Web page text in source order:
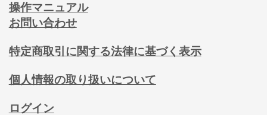
操作マニュアル
お問い合わせ
特定商取引に関する法律に基づく表示
個人情報の取り扱いについて
ログイン